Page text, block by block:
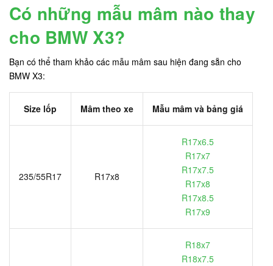
Có những mẫu mâm nào thay
cho BMW X3?
Bạn có thể tham khảo các mẫu mâm sau hiện đang sẵn cho
BMW X3:
Size lốp Mâm theo xe Mẫu mâm và bảng giá
235/55R17 R17x8
R17x6.5
R17x7
R17x7.5
R17x8
R17x8.5
R17x9
R18x7
R18x7.5